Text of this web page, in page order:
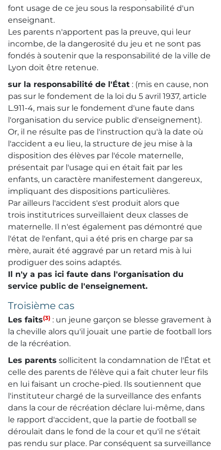
font usage de ce jeu sous la responsabilité d'un
enseignant.
Les parents n'apportent pas la preuve, qui leur
incombe, de la dangerosité du jeu et ne sont pas
fondés à soutenir que la responsabilité de la ville de
Lyon doit être retenue.
sur la responsabilité de l'État : (mis en cause, non
pas sur le fondement de la loi du 5 avril 1937, article
L.911-4, mais sur le fondement d'une faute dans
l'organisation du service public d'enseignement).
Or, il ne résulte pas de l'instruction qu'à la date où
l'accident a eu lieu, la structure de jeu mise à la
disposition des élèves par l'école maternelle,
présentait par l'usage qui en était fait par les
enfants, un caractère manifestement dangereux,
impliquant des dispositions particulières.
Par ailleurs l'accident s'est produit alors que
trois institutrices surveillaient deux classes de
maternelle. Il n'est également pas démontré que
l'état de l'enfant, qui a été pris en charge par sa
mère, aurait été aggravé par un retard mis à lui
prodiguer des soins adaptés.
Il n'y a pas ici faute dans l'organisation du
service public de l'enseignement.
Troisième cas
Les faits(3) : un jeune garçon se blesse gravement à
la cheville alors qu'il jouait une partie de football lors
de la récréation.
Les parents sollicitent la condamnation de l'État et
celle des parents de l'élève qui a fait chuter leur fils
en lui faisant un croche-pied. Ils soutiennent que
l'instituteur chargé de la surveillance des enfants
dans la cour de récréation déclare lui-même, dans
le rapport d'accident, que la partie de football se
déroulait dans le fond de la cour et qu'il ne s'était
pas rendu sur place. Par conséquent sa surveillance